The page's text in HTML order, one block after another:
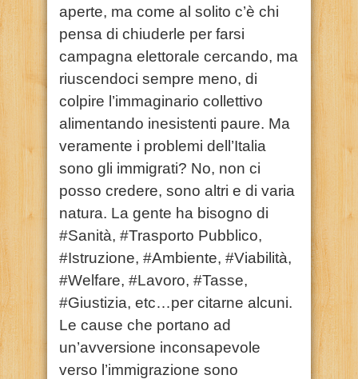
aperte, ma come al solito c’è chi
pensa di chiuderle per farsi
campagna elettorale cercando, ma
riuscendoci sempre meno, di
colpire l’immaginario collettivo
alimentando inesistenti paure. Ma
veramente i problemi dell’Italia
sono gli immigrati? No, non ci
posso credere, sono altri e di varia
natura. La gente ha bisogno di
#Sanità, #Trasporto Pubblico,
#Istruzione, #Ambiente, #Viabilità,
#Welfare, #Lavoro, #Tasse,
#Giustizia, etc…per citarne alcuni.
Le cause che portano ad
un’avversione inconsapevole
verso l’immigrazione sono